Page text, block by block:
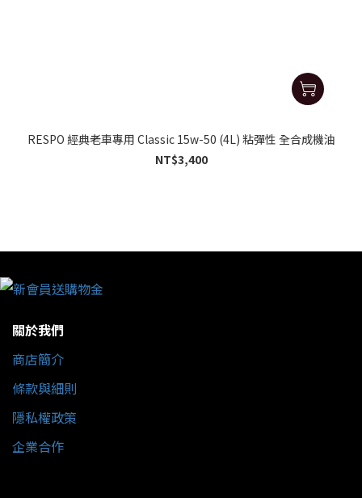
RESPO 經典老車專用 Classic 15w-50 (4L) 粘彈性 全合成機油
NT$3,400
關於我們
商店簡介
條款與細則
隱私權政策
企業合作